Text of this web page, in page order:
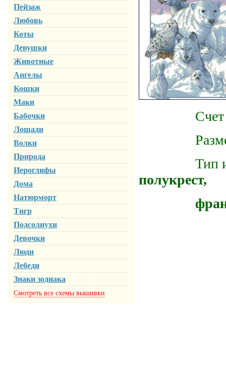
Пейзаж
Любовь
Коты
Девушки
Животные
Ангелы
Кошки
Маки
Бабочки
Лошади
Волки
Природа
Иероглифы
Дома
Натюрморт
Тигр
Подсолнухи
Девочки
Люди
Лебеди
Знаки зодиака
Смотреть все схемы вышивки
Счет
Размер
Тип
полукрест,